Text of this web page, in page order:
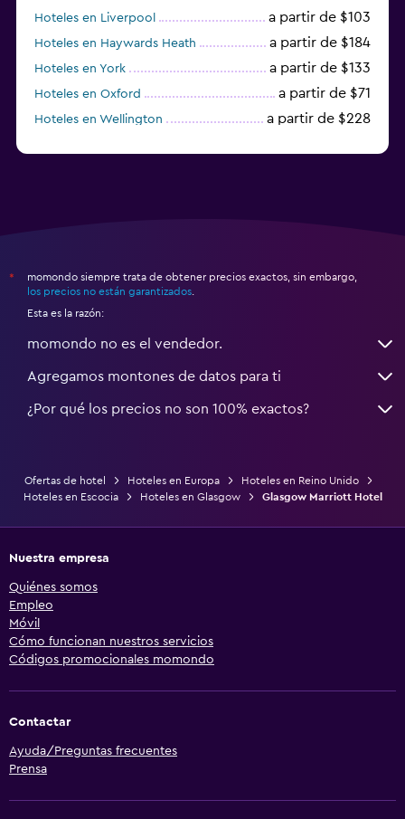
Hoteles en Liverpool a partir de $103
Hoteles en Haywards Heath a partir de $184
Hoteles en York a partir de $133
Hoteles en Oxford a partir de $71
Hoteles en Wellington a partir de $228
*
momondo siempre trata de obtener precios exactos, sin embargo,
los precios no están garantizados
Esta es la razón:
momondo no es el vendedor.
Agregamos montones de datos para ti
¿Por qué los precios no son 100% exactos?
Ofertas de hotel Hoteles en Europa
Hoteles en Reino Unido
Hoteles en Escocia
Hoteles en Glasgow Glasgow Marriott Hotel
Nuestra empresa
Quiénes somos
Empleo
Móvil
Cómo funcionan nuestros servicios
Códigos promocionales momondo
Contactar
Ayuda/Preguntas frecuentes
Prensa